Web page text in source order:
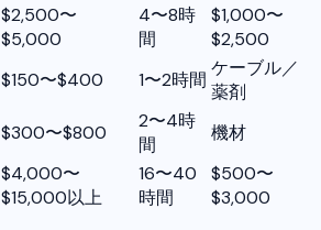
$2,500〜
$5,000
4〜8時
間
$1,000〜
$2,500
$150〜$400 1〜2時間
ケーブル／
薬剤
$300〜$800
2〜4時
間
機材
$4,000〜
$15,000以上
16〜40
時間
$500〜
$3,000